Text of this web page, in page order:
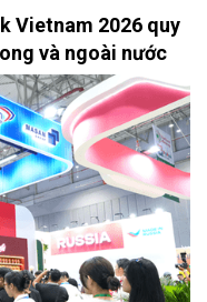
Vietnam 2026 quy
và ngoài nước